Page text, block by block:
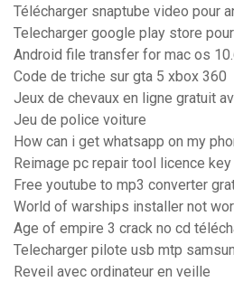
Télécharger snaptube video pour
Telecharger google play store
Android file transfer for mac os
Code de triche sur gta 5 xbox 360
Jeux de chevaux en ligne gratuit
Jeu de police voiture
How can i get whatsapp on my
Reimage pc repair tool licence key
Free youtube to mp3 converter
World of warships installer not
Age of empire 3 crack no cd
Telecharger pilote usb mtp
Reveil avec ordinateur en veille